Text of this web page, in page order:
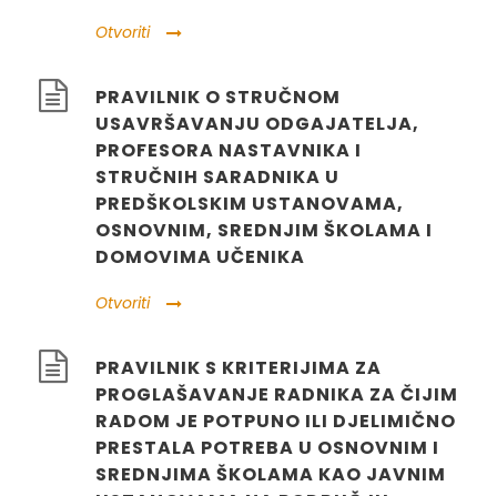
Otvoriti
PRAVILNIK O STRUČNOM
USAVRŠAVANJU ODGAJATELJA,
PROFESORA NASTAVNIKA I
STRUČNIH SARADNIKA U
PREDŠKOLSKIM USTANOVAMA,
OSNOVNIM, SREDNJIM ŠKOLAMA I
DOMOVIMA UČENIKA
Otvoriti
PRAVILNIK S KRITERIJIMA ZA
PROGLAŠAVANJE RADNIKA ZA ČIJIM
RADOM JE POTPUNO ILI DJELIMIČNO
PRESTALA POTREBA U OSNOVNIM I
SREDNJIMA ŠKOLAMA KAO JAVNIM